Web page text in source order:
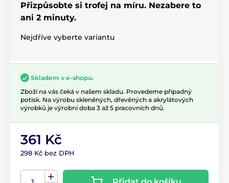
Přizpůsobte si trofej na míru. Nezabere to
ani 2 minuty.
Nejdříve vyberte variantu
Skladem v e-shopu.
Zboží na vás čeká v našem skladu. Provedeme případný
potisk. Na výrobu skleněných, dřevěných a akrylátových
výrobků je výrobní doba 3 až 5 pracovních dnů.
361 Kč
298 Kč bez DPH